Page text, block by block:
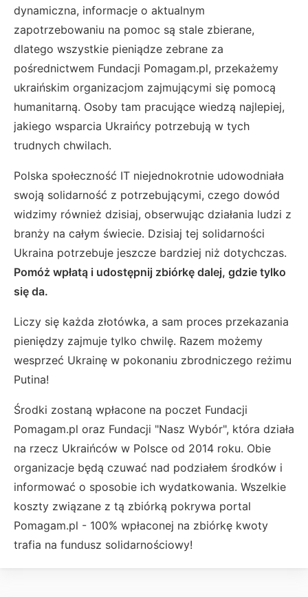
dynamiczna, informacje o aktualnym
zapotrzebowaniu na pomoc są stale zbierane,
dlatego wszystkie pieniądze zebrane za
pośrednictwem Fundacji Pomagam.pl, przekażemy
ukraińskim organizacjom zajmującymi się pomocą
humanitarną. Osoby tam pracujące wiedzą najlepiej,
jakiego wsparcia Ukraińcy potrzebują w tych
trudnych chwilach.
Polska społeczność IT niejednokrotnie udowodniała
swoją solidarność z potrzebującymi, czego dowód
widzimy również dzisiaj, obserwując działania ludzi z
branży na całym świecie. Dzisiaj tej solidarności
Ukraina potrzebuje jeszcze bardziej niż dotychczas.
Pomóż wpłatą i udostępnij zbiórkę dalej, gdzie tylko
się da.
Liczy się każda złotówka, a sam proces przekazania
pieniędzy zajmuje tylko chwilę. Razem możemy
wesprzeć Ukrainę w pokonaniu zbrodniczego reżimu
Putina!
Środki zostaną wpłacone na poczet Fundacji
Pomagam.pl oraz Fundacji "Nasz Wybór", która działa
na rzecz Ukraińców w Polsce od 2014 roku. Obie
organizacje będą czuwać nad podziałem środków i
informować o sposobie ich wydatkowania. Wszelkie
koszty związane z tą zbiórką pokrywa portal
Pomagam.pl - 100% wpłaconej na zbiórkę kwoty
trafia na fundusz solidarnościowy!